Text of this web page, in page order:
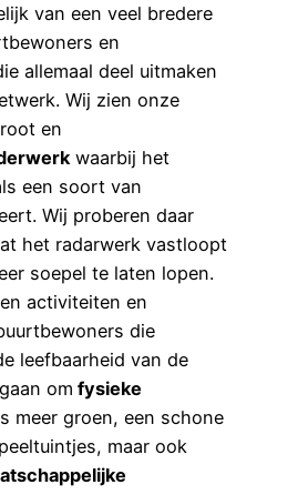
van een veel bredere
en
allemaal deel uitmaken
Wij zien onze
en
waarbij het
een soort van
Wij proberen daar
het radarwerk vastloopt
soepel te laten lopen.
activiteiten en
die
leefbaarheid van de
om fysieke
meer groen, een schone
maar ook